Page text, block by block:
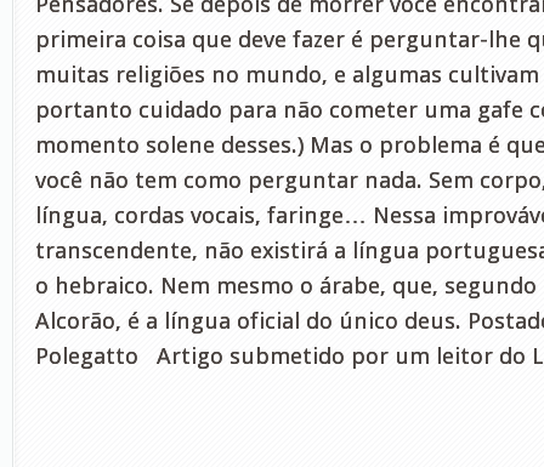
primeira coisa que deve fazer é perguntar-lhe
muitas religiões no mundo, e algumas cultivam
portanto cuidado para não cometer uma gafe
momento solene desses.) Mas o problema é
você não tem como perguntar nada. Sem
língua, cordas vocais, faringe… Nessa
transcendente, não existirá a língua
o hebraico. Nem mesmo o árabe, que,
Alcorão, é a língua oficial do único deus.
Polegatto Artigo submetido por um leitor do